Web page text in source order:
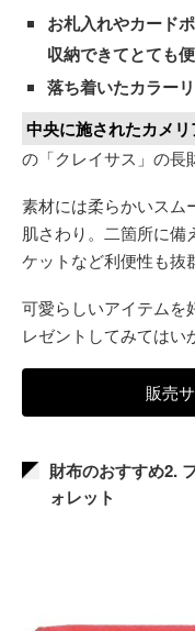
お札入れやカード
収納できてとても
落ち着いたカラー
中央に施されたカメ
の「クレイサス」の長
素材には柔らかいスム
肌さわり。二箇所に備
ケットなど利便性も抜
可愛らしいアイテムを
レゼントしてみてはい
販売
財布のおすすめ2.
ォレット